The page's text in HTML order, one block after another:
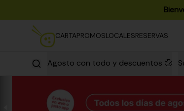
CARTAPROMOSLOCALESRESERVAS
Agosto con todo y descuentos 🤑